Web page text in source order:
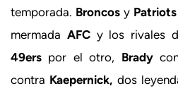
temporada. Broncosy Patriots
mermada AFCy los rivales
49ers por el otro, Brady
contra Kaepernick, dos